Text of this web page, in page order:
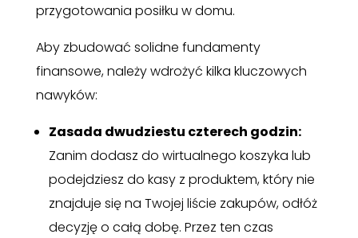
przygotowania posiłku w domu.
Aby zbudować solidne fundamenty
finansowe, należy wdrożyć kilka kluczowych
nawyków:
Zasada dwudziestu czterech godzin:
Zanim dodasz do wirtualnego koszyka lub
podejdziesz do kasy z produktem, który nie
znajduje się na Twojej liście zakupów, odłóż
decyzję o całą dobę. Przez ten czas